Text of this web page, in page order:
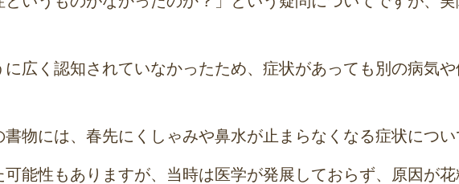
広く認知されていなかったため、症状があっても別の病気
物には、春先にくしゃみや鼻水が止まらなくなる症状につ
可能性もありますが、当時は医学が発展しておらず、原因が